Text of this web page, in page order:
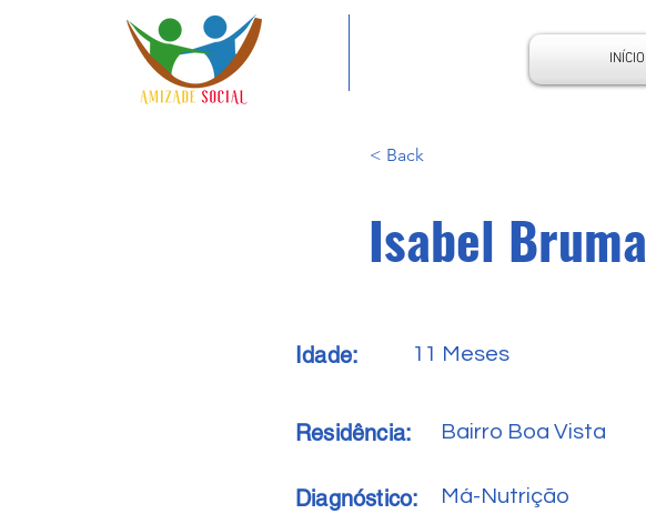
INÍCIO
< Back
Isabel Bruma
Idade: 11 Meses
Residência: Bairro Boa Vista
Diagnóstico: Má-Nutrição